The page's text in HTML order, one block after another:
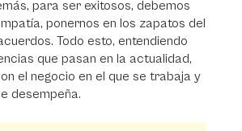
para ser exitosos, debemos
ponernos en los zapatos del
Todo esto, entendiendo
que pasan en la actualidad,
el negocio en el que se trabaja y
desempeña.